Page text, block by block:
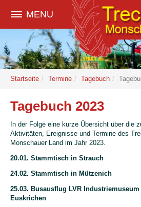
MENU
Startseite Termine Tagebuch
Tagebuch 2023
In der Folge eine kurze Übersicht über die
Aktivitäten, Ereignisse und Termine des
Monschauer Land im Jahr 2023.
20.01. Stammtisch in Strauch
24.02. Stammtisch in Mützenich
25.03. Busausflug LVR
Euskrichen